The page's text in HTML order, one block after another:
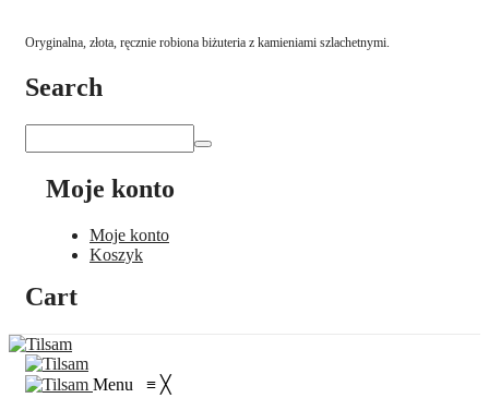
Oryginalna, złota, ręcznie robiona biżuteria z kamieniami szlachetnymi.
Search
Moje konto
Moje konto
Koszyk
Cart
Menu ≡ ╳